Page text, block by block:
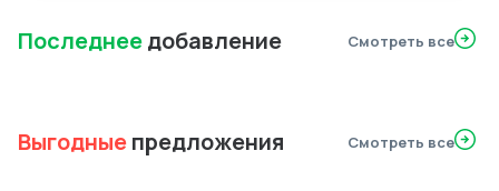
Последнеедобавление Смотреть все
Выгодныепредложения Смотреть все